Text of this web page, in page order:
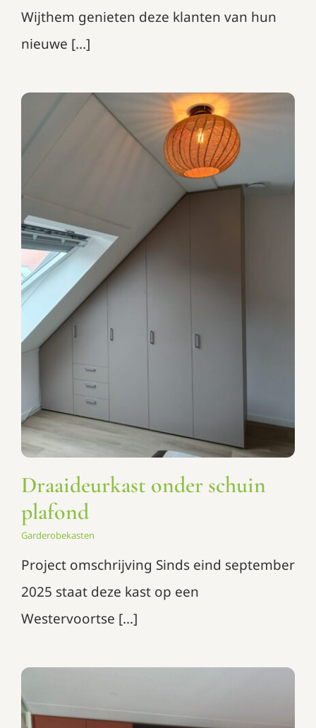
Wijthem genieten deze klanten van hun
nieuwe [...]
Draaideurkast onder schuin
plafond
Draaideurkast onder schuin
plafond
Garderobekasten
Project omschrijving Sinds eind september
2025 staat deze kast op een
Westervoortse [...]